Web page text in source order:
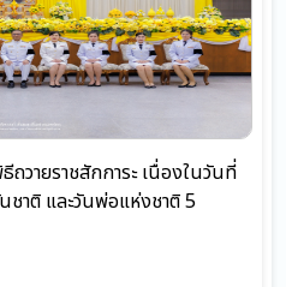
ถวายราชสักการะ เนื่องในวันที่
ชาติ และวันพ่อแห่งชาติ 5